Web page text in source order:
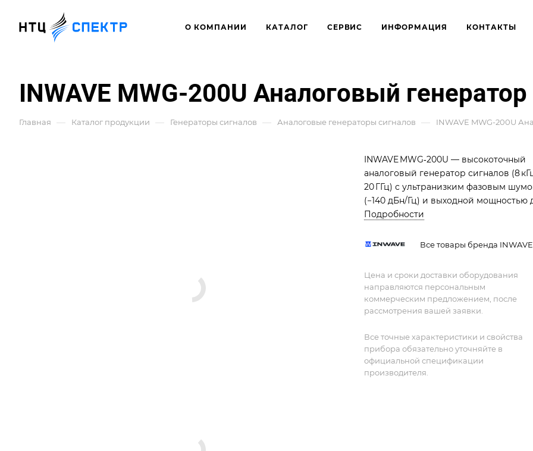
О КОМПАНИИ КАТАЛОГ СЕРВИС ИНФОРМАЦИЯ КОНТАКТЫ
INWAVE MWG-200U Аналоговый
Главная — Каталог продукции — Генераторы сигналов — Аналоговые генераторы сигналов — INWAVE MWG-200U
INWAVE MWG‑200U — высокоточный
аналоговый генератор сигналов (8
20 ГГц) с ультранизким фазовым
(−140 дБн/Гц) и выходной мощностью
2 Вт. Поддерживает модуляцию
Ethernet/USB, допускает интеграцию в
Подробности
Все товары бренда INWAVE
Цена и сроки доставки оборудования
направляются персональным
коммерческим предложением, после
рассмотрения вашей заявки.
Все точные характеристики и свойства
прибора обязательно уточняйте в
официальной спецификации
производителя.